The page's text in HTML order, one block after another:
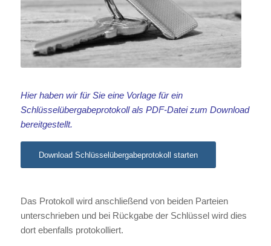
Hier haben wir für Sie eine Vorlage für ein
Schlüsselübergabeprotokoll als PDF-Datei zum Download
bereitgestellt.
Download Schlüsselübergabeprotokoll starten
Das Protokoll wird anschließend von beiden Parteien
unterschrieben und bei Rückgabe der Schlüssel wird dies
dort ebenfalls protokolliert.